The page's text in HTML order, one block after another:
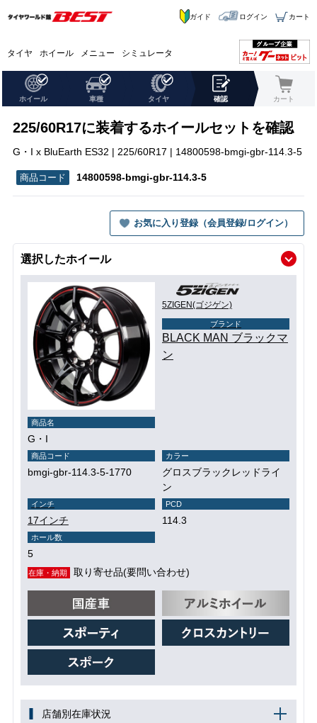
タイヤ ホイール メニュー シミュレータ
ガイド ログイン カート
ホイール 車種 タイヤ 確認 カート
225/60R17に装着するホイールセットを確認
G・I x BluEarth ES32 | 225/60R17 | 14800598-bmgi-gbr-114.3-5
14800598-bmgi-gbr-114.3-5
お気に入り登録（会員登録/ログイン）
選択したホイール
5ZIGEN(ゴジゲン)
ブランド
BLACK MAN ブラックマ
ン
商品名
G・I
商品コード
bmgi-gbr-114.3-5-1770
カラー
グロスブラックレッドライ
ン
インチ
17インチ
PCD
114.3
ホール数
5
在庫・納期 取り寄せ品(要問い合わせ)
店舗別在庫状況